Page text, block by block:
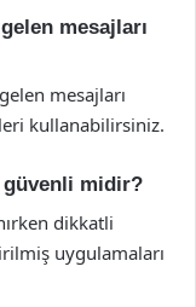
mesajları
mesajları
kullanabilirsiniz.
midir?
dikkatli
uygulamaları